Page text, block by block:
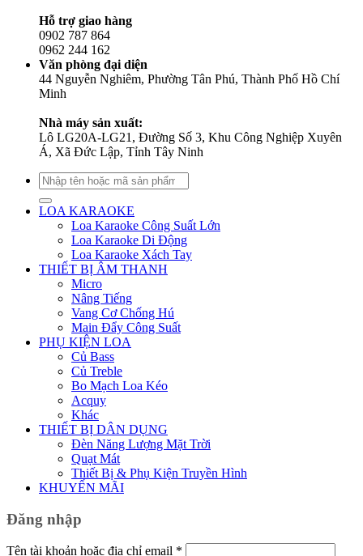
Hỗ trợ giao hàng
0902 787 864
0962 244 162
Văn phòng đại diện
44 Nguyễn Nghiêm, Phường Tân Phú, Thành Phố Hồ Chí
Minh
Nhà máy sản xuất:
Lô LG20A-LG21, Đường Số 3, Khu Công Nghiệp Xuyên
Á, Xã Đức Lập, Tỉnh Tây Ninh
Tìm
kiếm:
LOA KARAOKE
Loa Karaoke Công Suất Lớn
Loa Karaoke Di Động
Loa Karaoke Xách Tay
THIẾT BỊ ÂM THANH
Micro
Nâng Tiếng
Vang Cơ Chống Hú
Main Đẩy Công Suất
PHỤ KIỆN LOA
Củ Bass
Củ Treble
Bo Mạch Loa Kéo
Acquy
Khác
THIẾT BỊ DÂN DỤNG
Đèn Năng Lượng Mặt Trời
Quạt Mát
Thiết Bị & Phụ Kiện Truyền Hình
KHUYẾN MÃI
Đăng nhập
Tên tài khoản hoặc địa chỉ email *